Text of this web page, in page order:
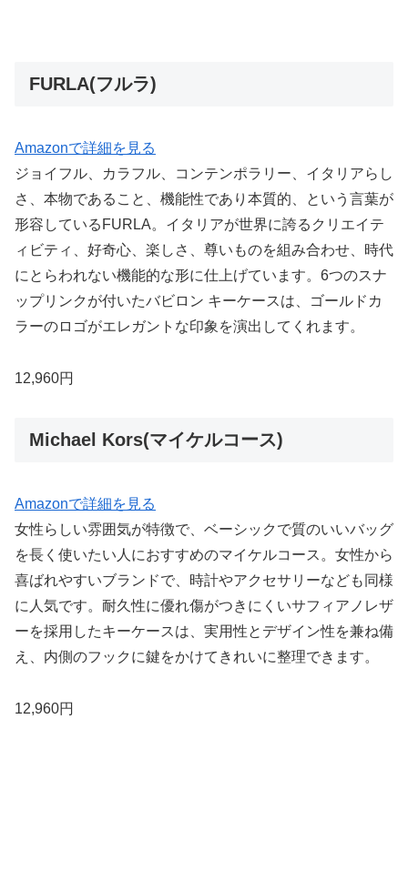
FURLA(フルラ)
Amazonで詳細を見る
ジョイフル、カラフル、コンテンポラリー、イタリアらし
さ、本物であること、機能性であり本質的、という言葉が
形容しているFURLA。イタリアが世界に誇るクリエイテ
ィビティ、好奇心、楽しさ、尊いものを組み合わせ、時代
にとらわれない機能的な形に仕上げています。6つのスナ
ップリンクが付いたバビロン キーケースは、ゴールドカ
ラーのロゴがエレガントな印象を演出してくれます。
12,960円
Michael Kors(マイケルコース)
Amazonで詳細を見る
女性らしい雰囲気が特徴で、ベーシックで質のいいバッグ
を長く使いたい人におすすめのマイケルコース。女性から
喜ばれやすいブランドで、時計やアクセサリーなども同様
に人気です。耐久性に優れ傷がつきにくいサフィアノレザ
ーを採用したキーケースは、実用性とデザイン性を兼ね備
え、内側のフックに鍵をかけてきれいに整理できます。
12,960円